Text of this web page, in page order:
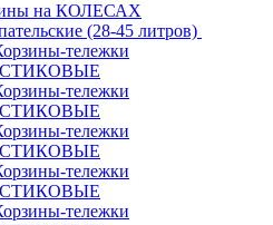
на КОЛЕСАХ
(28-45 литров)
тележки
тележки
тележки
тележки
тележки